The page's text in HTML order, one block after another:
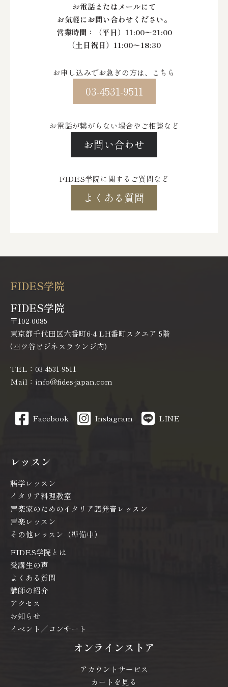
お電話またはメールにて
お気軽にお問い合わせください。
営業時間：
（平日）11:00〜21:00
（土日祝日）11:00〜18:30
お申し込みでお急ぎの方は、こちら
03-4531-9511
お電話が繋がらない場合やご相談など
お問い合わせ
FIDES学院に関するご質問など
よくある質問
FIDES学院
FIDES学院
〒102-0085
東京都千代田区六番町6-4 LH番町スクエア 5階
(四ツ谷ビジネスラウンジ内)
TEL：03-4531-9511
Mail：info@fides-japan.com
Facebook Instagram LINE
レッスン
語学レッスン
イタリア料理教室
声楽家のためのイタリア語発音レッスン
声楽レッスン
その他レッスン（準備中）
FIDES学院とは
受講生の声
よくある質問
講師の紹介
アクセス
お知らせ
イベント／コンサート
オンラインストア
アカウントサービス
カートを見る